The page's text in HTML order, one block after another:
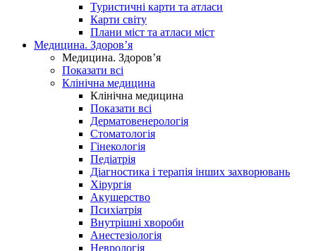
Туристичні карти та атласи
Карти світу
Плани міст та атласи міст
Медицина. Здоров’я
Медицина. Здоров’я
Показати всі
Клінічна медицина
Клінічна медицина
Показати всі
Дерматовенерологія
Стоматологія
Гінекологія
Педіатрія
Діагностика і терапія інших захворювань
Хірургія
Акушерство
Психіатрія
Внутрішні хвороби
Анестезіологія
Неврологія